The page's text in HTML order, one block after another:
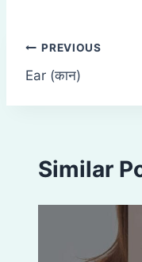
Post
navigation
PREVIOUS
Ear (कान)
Similar